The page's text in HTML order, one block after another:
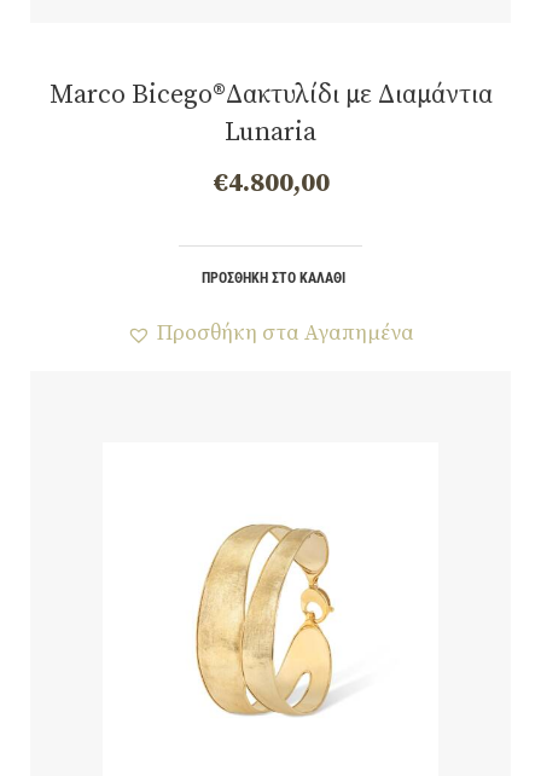
Marco Bicego®Δακτυλίδι με Διαμάντια
Lunaria
€4.800,00
ΠΡΟΣΘΉΚΗ ΣΤΟ ΚΑΛΆΘΙ
Προσθήκη στα Αγαπημένα